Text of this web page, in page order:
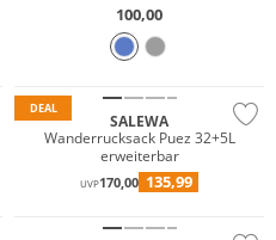
100,00
DEAL
SALEWA
Wanderrucksack Puez 32+5L
erweiterbar
UVP170,00 135,99